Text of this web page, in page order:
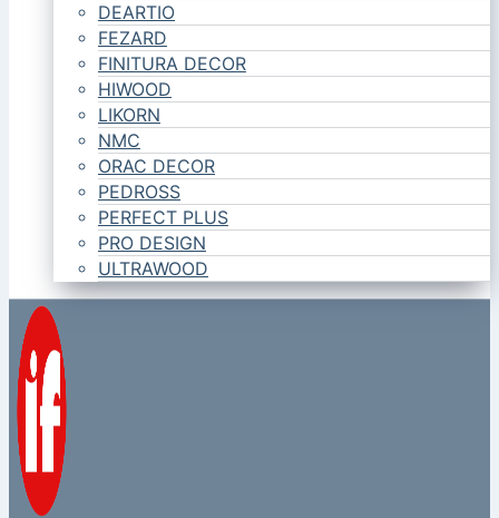
DEARTIO
FEZARD
FINITURA DECOR
HIWOOD
LIKORN
NMC
ORAC DECOR
PEDROSS
PERFECT PLUS
PRO DESIGN
ULTRAWOOD